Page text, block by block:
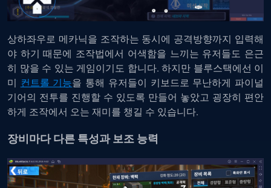
상하좌우로 메카닉을 조작하는 동시에 공격방향까지 입력해
야 하기 때문에 조작법에서 어색함을 느끼는 유저들도 은근
히 많을 수 있는 게임이기도 합니다. 하지만 블루스택에선 이
미 컨트롤 기능을 통해 유저들이 키보드로 무난하게 파이널
기어의 전투를 진행할 수 있도록 만들어 놓았고 굉장히 편안
하게 조작에서 오는 재미를 챙길 수 있습니다.
장비마다 다른 특성과 보조 능력